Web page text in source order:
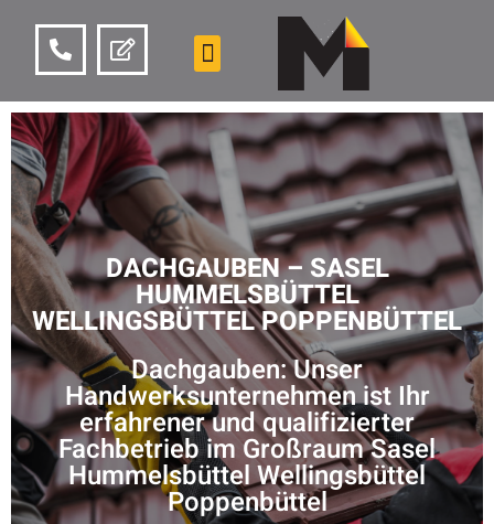
DACHGAUBEN – SASEL
HUMMELSBÜTTEL
WELLINGSBÜTTEL POPPENBÜTTEL
Dachgauben: Unser
Handwerksunternehmen ist Ihr
erfahrener und qualifizierter
Fachbetrieb im Großraum Sasel
Hummelsbüttel Wellingsbüttel
Poppenbüttel